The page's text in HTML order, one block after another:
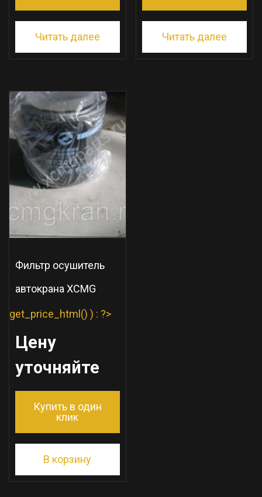
Читать далее Читать далее
Фильтр осушитель
автокрана XCMG
get_price_html() ) : ?>
Цену
уточняйте
Купить в один
клик
В корзину